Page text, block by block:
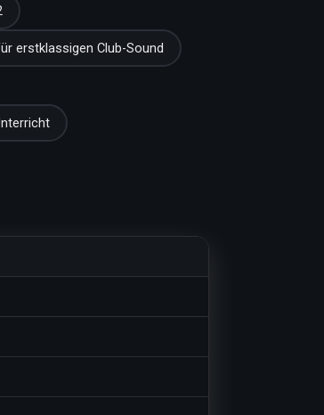
erstklassigen Club-Sound